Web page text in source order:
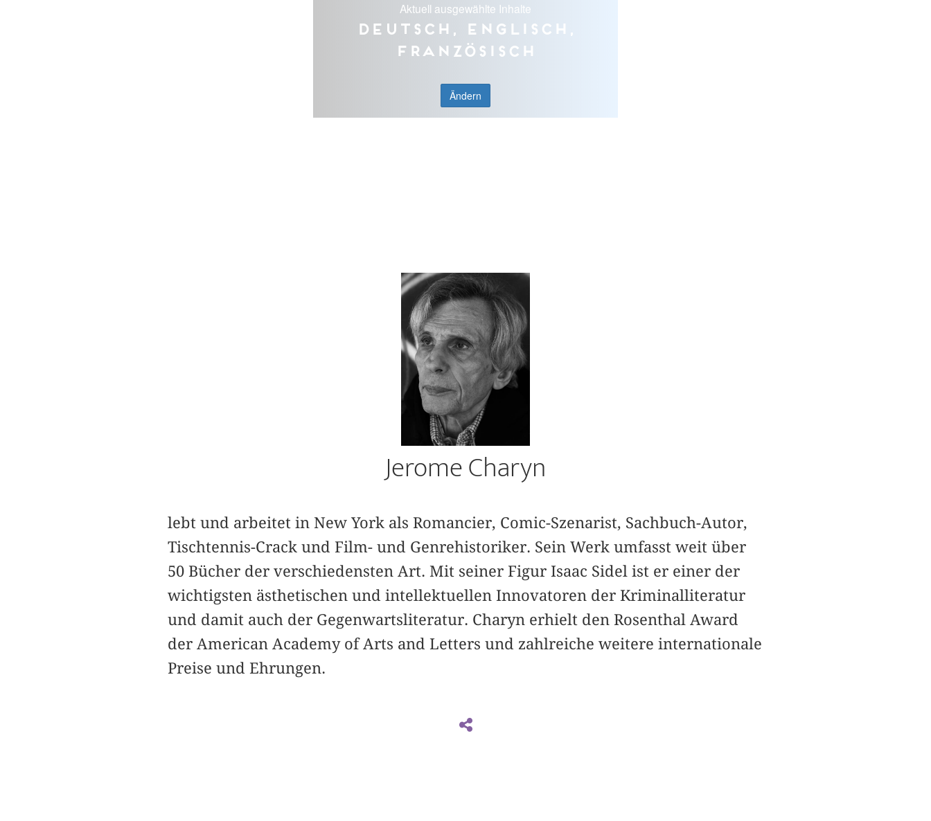
Aktuell ausgewählte Inhalte
Deutsch, Englisch,
Französisch
Ändern
Jerome Charyn
lebt und arbeitet in New York als Romancier, Comic-Szenarist, Sachbuch-Autor,
Tischtennis-Crack und Film- und Genrehistoriker. Sein Werk umfasst weit über
50 Bücher der verschiedensten Art. Mit seiner Figur Isaac Sidel ist er einer der
wichtigsten ästhetischen und intellektuellen Innovatoren der Kriminalliteratur
und damit auch der Gegenwartsliteratur. Charyn erhielt den Rosenthal Award
der American Academy of Arts and Letters und zahlreiche weitere internationale
Preise und Ehrungen.